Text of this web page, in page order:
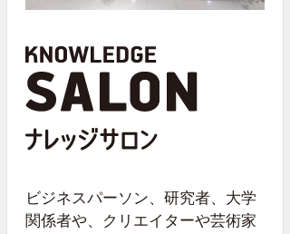
ビジネスパーソン、研究者、大学
関係者や、クリエイターや芸術家